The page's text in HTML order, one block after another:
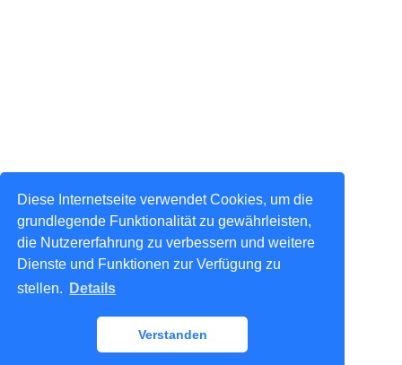
Diese Internetseite verwendet Cookies, um die
grundlegende Funktionalität zu gewährleisten,
die Nutzererfahrung zu verbessern und weitere
Dienste und Funktionen zur Verfügung zu
stellen.
Details
Verstanden